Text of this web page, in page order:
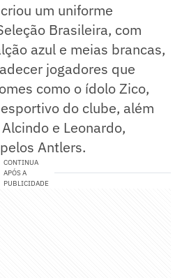
um uniforme
Brasileira, com
azul e meias brancas,
jogadores que
como o ídolo Zico,
do clube, além
e Leonardo,
Antlers.
CONTINUA
APÓS A
PUBLICIDADE